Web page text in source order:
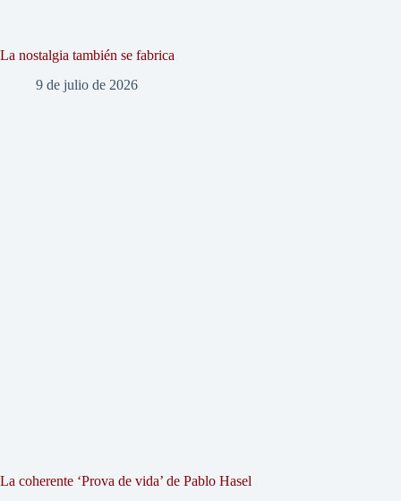
La nostalgia también se fabrica
9 de julio de 2026
La coherente ‘Prova de vida’ de Pablo Hasel